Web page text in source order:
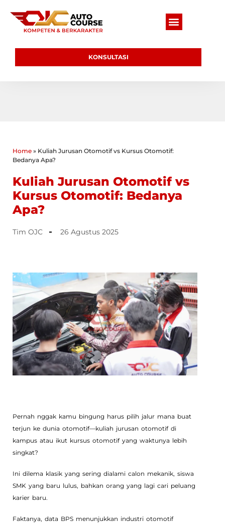
KONSULTASI
Home » Kuliah Jurusan Otomotif vs Kursus Otomotif:
Bedanya Apa?
Kuliah Jurusan Otomotif vs
Kursus Otomotif: Bedanya
Apa?
Tim OJC 26 Agustus 2025
Pernah nggak kamu bingung harus pilih jalur mana buat
terjun ke dunia otomotif—kuliah jurusan otomotif di
kampus atau ikut kursus otomotif yang waktunya lebih
singkat?
Ini dilema klasik yang sering dialami calon mekanik, siswa
SMK yang baru lulus, bahkan orang yang lagi cari peluang
karier baru.
Faktanya, data BPS menunjukkan industri otomotif